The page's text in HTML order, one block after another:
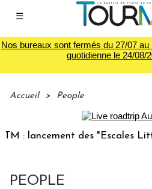
☰
Nos bureaux sont fermés du 27/07
quotidienne le 24/08/
Accueil > People
: lancement des "Escales
PEOPLE